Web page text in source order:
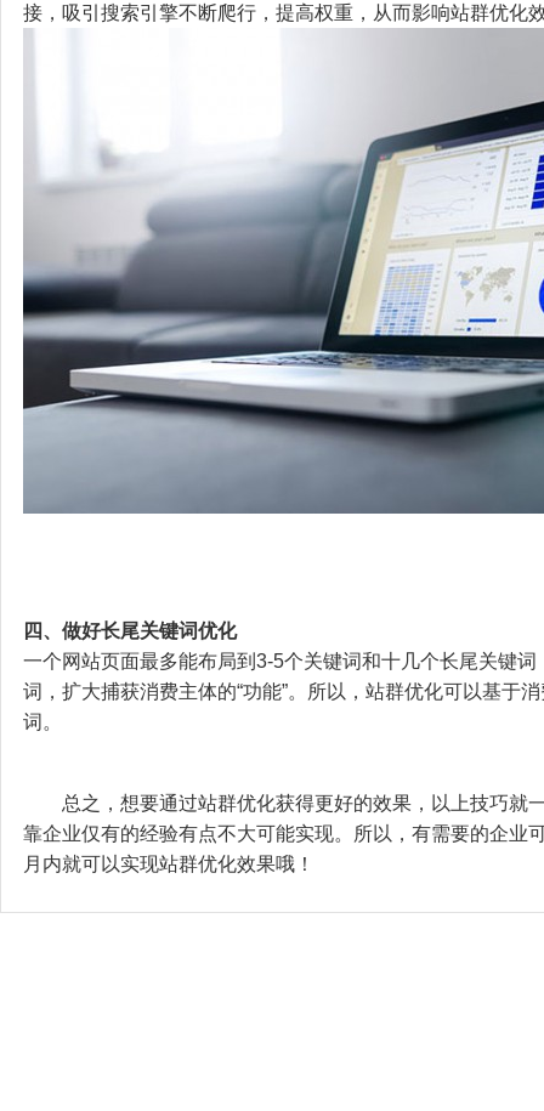
接，吸引搜索引擎不断爬行，提高权重，从而影响站群优化
四、做好长尾关键词优化
一个网站页面最多能布局到3-5个关键词和十几个长尾关键
词，扩大捕获消费主体的“功能”。所以，站群优化可以基于
词。
总之，想要通过站群优化获得更好的效果，以上技巧就
靠企业仅有的经验有点不大可能实现。所以，有需要的企业
月内就可以实现站群优化效果哦！